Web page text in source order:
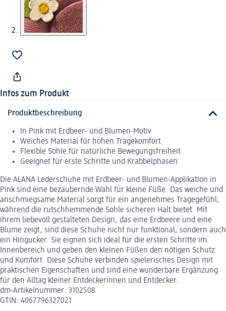
Infos zum Produkt
Produktbeschreibung
In Pink mit Erdbeer- und Blumen-Motiv
Weiches Material für hohen Tragekomfort
Flexible Sohle für natürliche Bewegungsfreiheit
Geeignet für erste Schritte und Krabbelphasen
Die ALANA Lederschuhe mit Erdbeer- und Blumen-Applikation in
Pink sind eine bezaubernde Wahl für kleine Füße. Das weiche und
anschmiegsame Material sorgt für ein angenehmes Tragegefühl,
während die rutschhemmende Sohle sicheren Halt bietet. Mit
ihrem liebevoll gestalteten Design, das eine Erdbeere und eine
Blume zeigt, sind diese Schuhe nicht nur funktional, sondern auch
ein Hingucker. Sie eignen sich ideal für die ersten Schritte im
Innenbereich und geben den kleinen Füßen den nötigen Schutz
und Komfort. Diese Schuhe verbinden spielerisches Design mit
praktischen Eigenschaften und sind eine wunderbare Ergänzung
für den Alltag kleiner Entdeckerinnen und Entdecker.
dm-Artikelnummer: 3102508
GTIN: 4067796327021